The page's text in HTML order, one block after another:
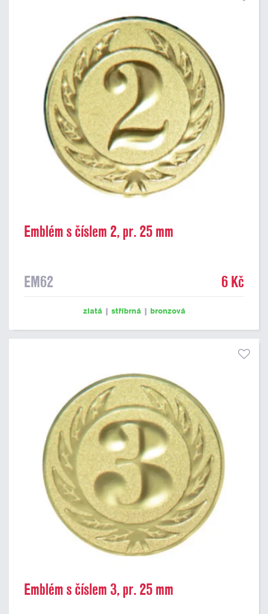
Emblém s číslem 2, pr. 25 mm
EM62 6 Kč
zlatá | stříbrná | bronzová
Emblém s číslem 3, pr. 25 mm